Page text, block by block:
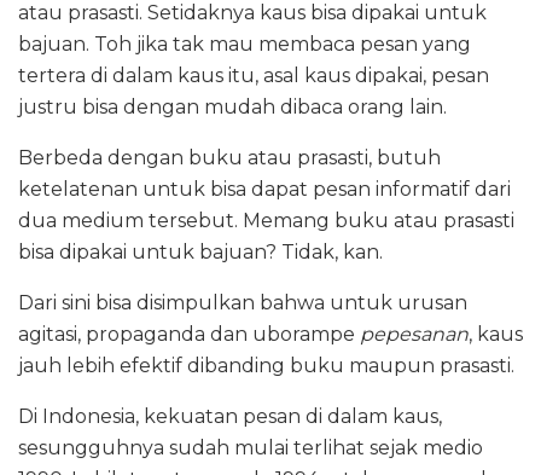
atau prasasti. Setidaknya kaus bisa dipakai untuk
bajuan. Toh jika tak mau membaca pesan yang
tertera di dalam kaus itu, asal kaus dipakai, pesan
justru bisa dengan mudah dibaca orang lain.
Berbeda dengan buku atau prasasti, butuh
ketelatenan untuk bisa dapat pesan informatif dari
dua medium tersebut. Memang buku atau prasasti
bisa dipakai untuk bajuan? Tidak, kan.
Dari sini bisa disimpulkan bahwa untuk urusan
agitasi, propaganda dan uborampe pepesanan, kaus
jauh lebih efektif dibanding buku maupun prasasti.
Di Indonesia, kekuatan pesan di dalam kaus,
sesungguhnya sudah mulai terlihat sejak medio